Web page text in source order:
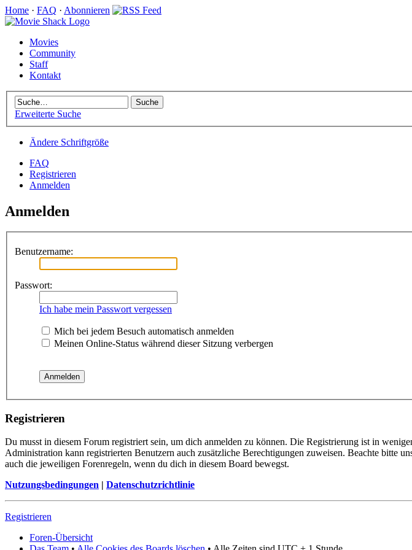
Home · FAQ · Abonnieren
Movies
Community
Staff
Kontakt
Erweiterte Suche
Ändere Schriftgröße
FAQ
Registrieren
Anmelden
Anmelden
Benutzername:
Passwort:
Ich habe mein Passwort vergessen
Mich bei jedem Besuch automatisch anmelden
Meinen Online-Status während dieser Sitzung verbergen
Registrieren
Du musst in diesem Forum registriert sein, um dich anmelden zu können. Die Registrierung ist in
Administration kann registrierten Benutzern auch zusätzliche Berechtigungen zuweisen. Beachte bitte
auch die jeweiligen Forenregeln, wenn du dich in diesem Board bewegst.
Nutzungsbedingungen | Datenschutzrichtlinie
Registrieren
Foren-Übersicht